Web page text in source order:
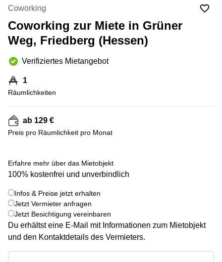
Düsseldorf
Büro
mieten
Köln
Büro
Essen
Büro
mieten
Hannover
Seminarraum
mieten
Neuss
Büro
mieten
Hamburg
Büro
mieten
Mitte
Berlin
Kienberger
Allee 4
Berlin
Schönefeld
8 Hannover
21 Regus
Düsseldorf
Arcus
Str.
Mainzer
69
Frankfurt
Europaplatz
2 Berlin
Regus
Coworking
Coworking zur Miete in Grüner
Weg, Friedberg (Hessen)
Verifiziertes Mietangebot
1
Räumlichkeiten
ab 129 €
Preis pro Räumlichkeit pro Monat
Erfahre mehr über das Mietobjekt
100% kostenfrei und unverbindlich
Infos & Preise jetzt erhalten
Jetzt Vermieter anfragen
Jetzt Besichtigung vereinbaren
Du erhältst eine E-Mail mit Informationen zum Mietobjekt
und den Kontaktdetails des Vermieters.